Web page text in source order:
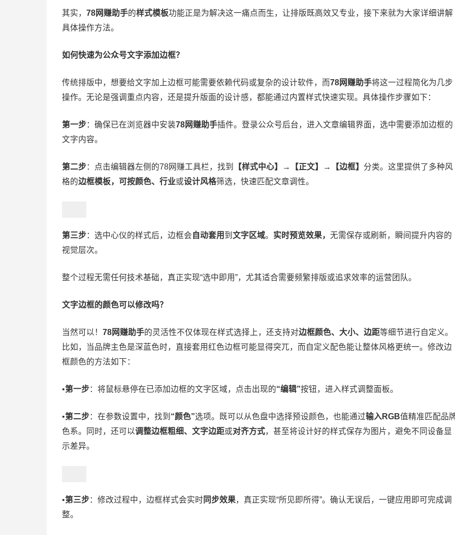
其实， 78网赚助手的样式模板功能正是为解决这一痛点而生，让排版既高效又专业，接下来就为大家详细讲解
具体操作方法。
如何快速为公众号文字添加边框？
传统排版中，想要给文字加上边框可能需要依赖代码或复杂的设计软件，而78网赚助手将这一过程简化为几步
操作。无论是强调重点内容，还是提升版面的设计感，都能通过内置样式快速实现。具体操作步骤如下：
第一步：确保已在浏览器中安装78网赚助手插件。登录公众号后台，进入文章编辑界面，选中需要添加边框的
文字内容。
第二步：点击编辑器左侧的78网赚工具栏，找到 【样式中心】→【正文】→【边框】 分类。这里提供了多种风
格的边框模板，可按颜色、行业或设计风格筛选，快速匹配文章调性。
第三步：选中心仪的样式后，边框会 自动套用 到 文字区域。 实时预览效果， 无需保存或刷新，瞬间提升内容的
视觉层次。
整个过程无需任何技术基础，真正实现“选中即用”，尤其适合需要频繁排版或追求效率的运营团队。
文字边框的颜色可以修改吗？
​当然可以！ 78网赚助手的灵活性不仅体现在样式选择上，还支持对边框颜色、大小、边距等细节进行自定义。
比如，当品牌主色是深蓝色时，直接套用红色边框可能显得突兀，而自定义配色能让整体风格更统一。修改边
框颜色的方法如下：
•第一步：将鼠标悬停在已添加边框的文字区域，点击出现的“编辑”按钮，进入样式调整面板。
•第二步：在参数设置中，找到 “颜色”选项。既可以从色盘中选择预设颜色，也能通过输入RGB值精准匹配品
色系。同时，还可以调整边框粗细、文字边距或对齐方式，甚至将设计好的样式保存为图片，避免不同设备显
示差异。
•第三步：修改过程中，边框样式会实时 同步效果，真正实现“所见即所得”。确认无误后，一键应用即可完成调
整。